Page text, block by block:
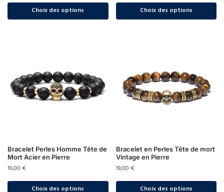
Choix des options
Choix des options
Bracelet Perles Homme Tête de
Mort Acier en Pierre
19,00 €
Choix des options
Bracelet en Perles Tête de mort
Vintage en Pierre
19,00 €
Choix des options